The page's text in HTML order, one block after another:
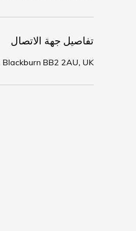
تفاصيل جهة الاتصال
BB2 2AU, UK